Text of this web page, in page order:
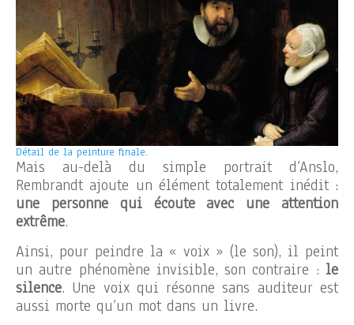
Détail de la peinture finale.
Mais au-delà du simple portrait d’Anslo,
Rembrandt ajoute un élément totalement inédit :
une personne qui écoute avec une attention
extrême.
Ainsi, pour peindre la « voix » (le son), il peint
un autre phénomène invisible, son contraire : le
silence. Une voix qui résonne sans auditeur est
aussi morte qu’un mot dans un livre.